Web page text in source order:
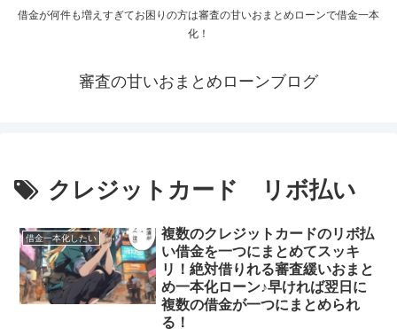
借金が何件も増えすぎてお困りの方は審査の甘いおまとめローンで借金一本
化！
審査の甘いおまとめローンブログ
クレジットカード リボ払い
借金一本化したい
複数のクレジットカードのリボ払
い借金を一つにまとめてスッキ
リ！絶対借りれる審査緩いおまと
め一本化ローン♪早ければ翌日に
複数の借金が一つにまとめられ
る！